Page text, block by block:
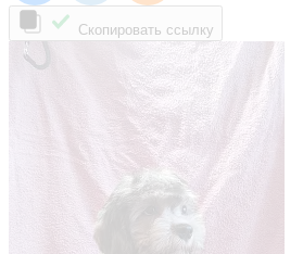
Скопировать ссылку